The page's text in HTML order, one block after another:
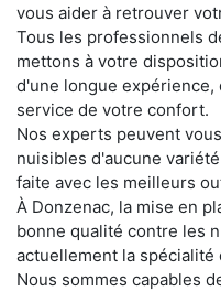
vous aider à retrouver
Tous les professionnels
mettons à votre
d'une longue
service de votre confort.
Nos experts peuvent
nuisibles d'aucune
faite avec les meilleurs
À Donzenac, la mise en
bonne qualité contre les
actuellement la
Nous sommes capables